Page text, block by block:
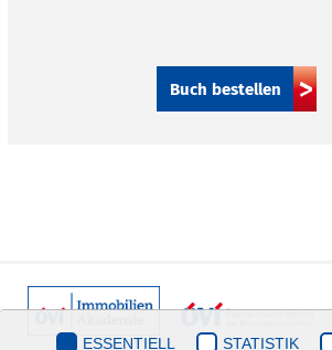
Buch bestellen
ESSENTIELL STATISTIK